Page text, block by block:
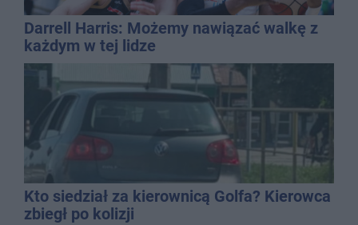
Darrell Harris: Możemy nawiązać walkę z
każdym w tej lidze
Kto siedział za kierownicą Golfa? Kierowca
zbiegł po kolizji